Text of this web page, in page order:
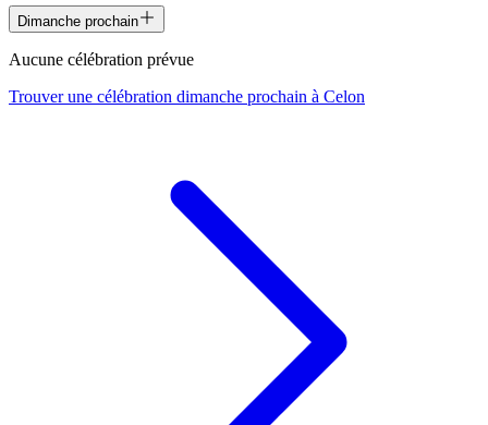
Dimanche prochain
Aucune célébration prévue
Trouver une célébration dimanche prochain à Celon